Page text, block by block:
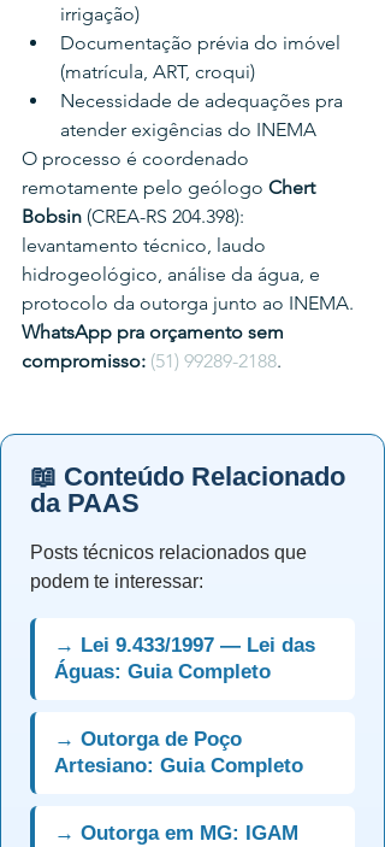
irrigação)
Documentação prévia do imóvel
(matrícula, ART, croqui)
Necessidade de adequações pra
atender exigências do INEMA
O processo é coordenado
remotamente pelo geólogo Chert
Bobsin (CREA-RS 204.398):
levantamento técnico, laudo
hidrogeológico, análise da água, e
protocolo da outorga junto ao INEMA.
WhatsApp pra orçamento sem
compromisso: (51) 99289-2188.
📖 Conteúdo Relacionado
da PAAS
Posts técnicos relacionados que
podem te interessar:
→ Lei 9.433/1997 — Lei das
Águas: Guia Completo
→ Outorga de Poço
Artesiano: Guia Completo
→ Outorga em MG: IGAM